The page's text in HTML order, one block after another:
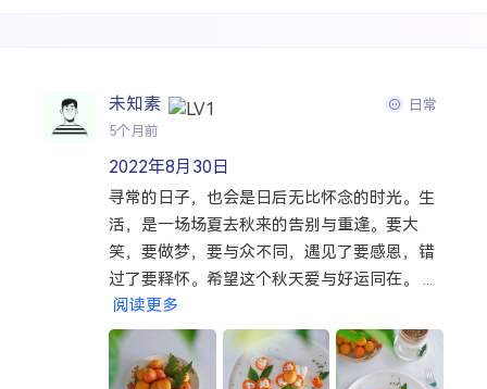
音乐 微博 故事 杂志
未知素
日常
5个月前
2022年8月30日
寻常的日子，也会是日后无比怀念的时光。生
活，是一场场夏去秋来的告别与重逢。要大
笑，要做梦，要与众不同，遇见了要感恩，错
过了要释怀。希望这个秋天爱与好运同在。
阅读更多